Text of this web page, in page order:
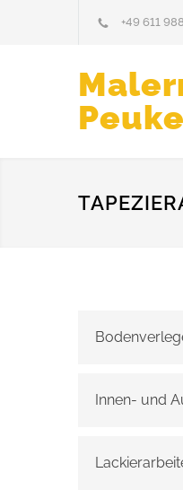
+49 611
Innen- und